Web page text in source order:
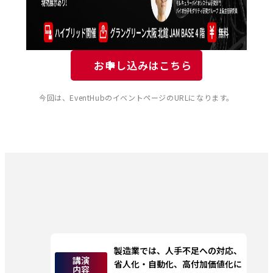
お申し込みはこちら
今回は、EventHubのイベントページのURLになります。
講演
内容
製造業では、人手不足への対応、
省人化・自動化、高付加価値化に